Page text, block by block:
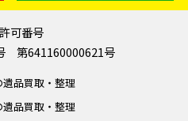
可番号
第641160000621号
品買取・整理
遺品買取・整理